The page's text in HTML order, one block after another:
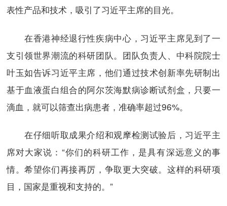
表性产品和技术，吸引了习近平主席的目光。
在香港神经退行性疾病中心，习近平主席见到了一
支引领世界潮流的科研团队。团队负责人、中科院院士
叶玉如告诉习近平主席，他们通过技术创新率先研制出
基于血液蛋白组合的阿尔茨海默病诊断试剂盒，只要一
滴血，就可以筛查出病患者，准确率超过96%。
在仔细听取成果介绍和观摩检测试验后，习近平主
席对大家说：“你们的科研工作，是具有深远意义的事
情。希望你们再接再厉，争取更大突破。这样的科研项
目，国家是重视和支持的。”